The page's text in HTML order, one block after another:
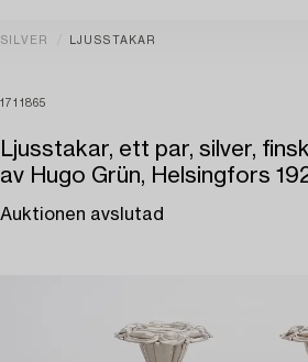
SILVER LJUSSTAKAR
1711865
Ljusstakar, ett par, silver,
av Hugo Grün, Helsingfors
Auktionen avslutad